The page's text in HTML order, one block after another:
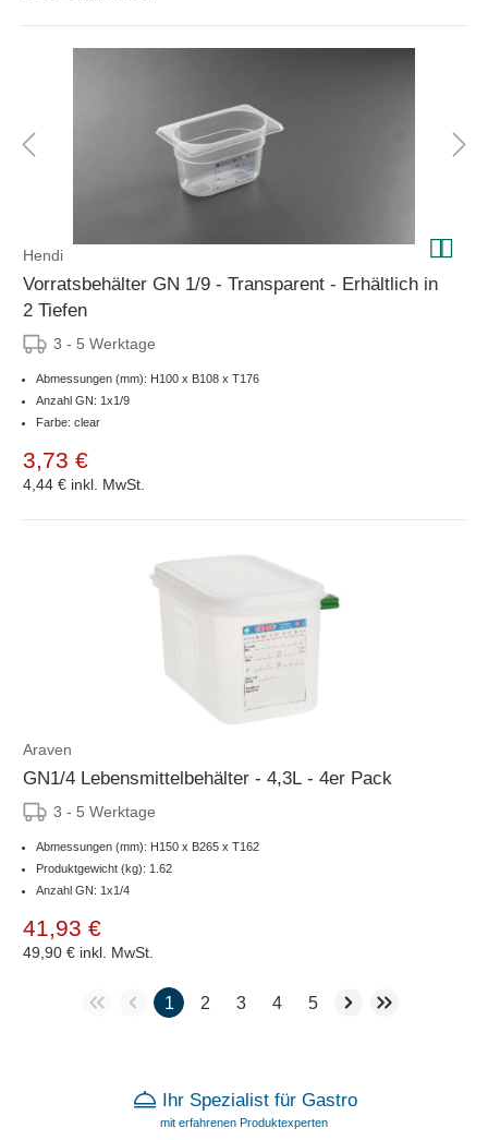
Hendi
Vorratsbehälter GN 1/9 - Transparent - Erhältlich in
2 Tiefen
3 - 5 Werktage
Abmessungen (mm): H100 x B108 x T176
Anzahl GN: 1x1/9
Farbe: clear
3,73 €
4,44 € inkl. MwSt.
Araven
GN1/4 Lebensmittelbehälter - 4,3L - 4er Pack
3 - 5 Werktage
Abmessungen (mm): H150 x B265 x T162
Produktgewicht (kg): 1.62
Anzahl GN: 1x1/4
41,93 €
49,90 € inkl. MwSt.
1 2 3 4 5
Ihr Spezialist für Gastro
mit erfahrenen Produktexperten